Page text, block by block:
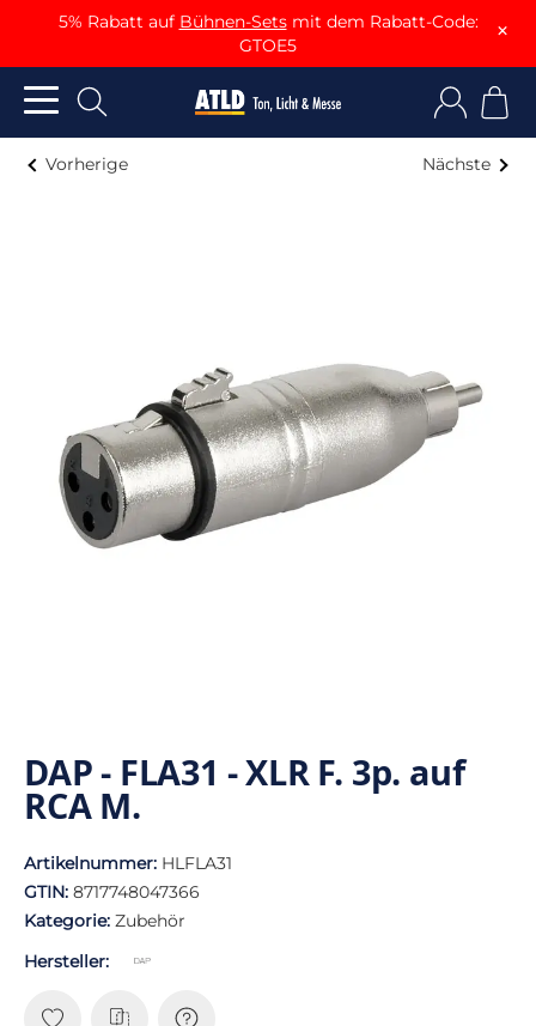
5% Rabatt auf Bühnen-Setsmit dem Rabatt-Code:
GTOE5
×
Vorherige Nächste
DAP - FLA31 - XLR F. 3p. auf
RCA M.
Artikelnummer: HLFLA31
GTIN: 8717748047366
Kategorie: Zubehör
Hersteller: